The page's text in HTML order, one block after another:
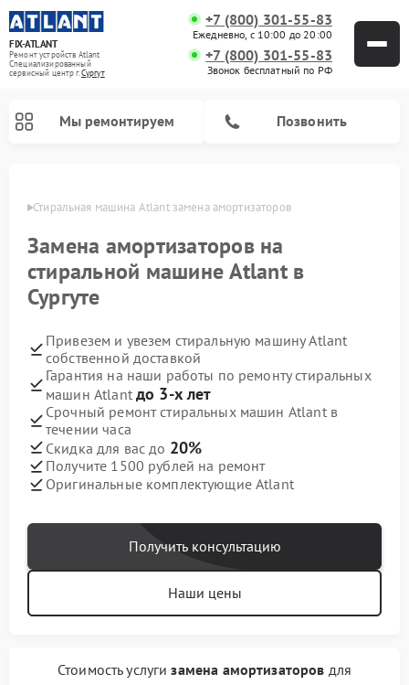
FIX-ATLANT
Ремонт устройств Atlant
Специализированный
cервисный центр г.Сургут
+7 (800) 301-55-83
Ежедневно, с 10:00 до 20:00
+7 (800) 301-55-83
Звонок бесплатный по РФ
Мы ремонтируем Позвонить
Стиральная машина Atlant замена амортизаторов
Замена амортизаторов на
стиральной машине Atlant в
Сургуте
Привезем и увезем стиральную машину Atlant
собственной доставкой
Гарантия на наши работы по ремонту стиральных
машин Atlant до 3-х лет
Срочный ремонт стиральных машин Atlant в
течении часа
Скидка для вас до 20%
Получите 1500 рублей на ремонт
Оригинальные комплектующие Atlant
Получить консультацию
Наши цены
Стоимость услугизамена амортизаторов для